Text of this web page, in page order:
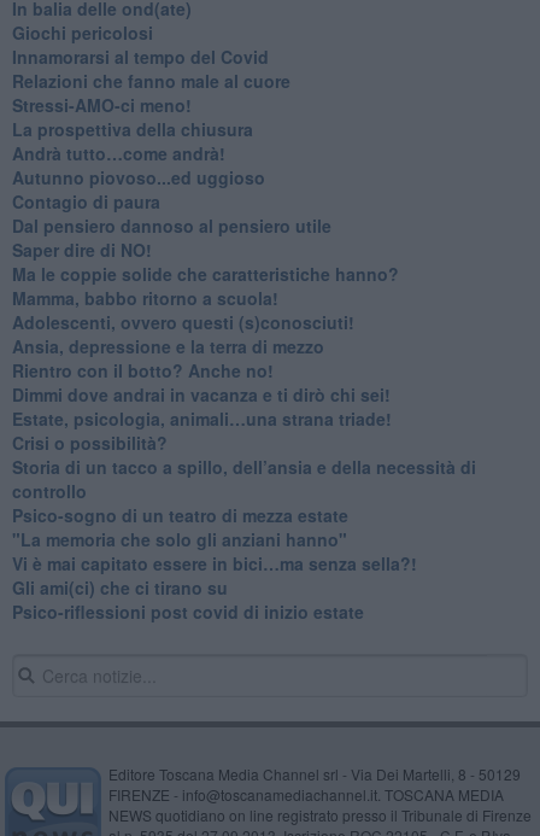
​In balia delle ond(ate)
Giochi pericolosi
Innamorarsi al tempo del Covid
​Relazioni che fanno male al cuore
​Stressi-AMO-ci meno!
​La prospettiva della chiusura
​Andrà tutto…come andrà!
Autunno piovoso...ed uggioso
​Contagio di paura
​Dal pensiero dannoso al pensiero utile
​Saper dire di NO!
​Ma le coppie solide che caratteristiche hanno?
​Mamma, babbo ritorno a scuola!
Adolescenti, ovvero questi (s)conosciuti!
Ansia, depressione e la terra di mezzo
​Rientro con il botto? Anche no!
Dimmi dove andrai in vacanza e ti dirò chi sei!
​Estate, psicologia, animali…una strana triade!
​Crisi o possibilità?
​Storia di un tacco a spillo, dell’ansia e della necessità di
controllo
​Psico-sogno di un teatro di mezza estate
"La memoria che solo gli anziani hanno"
​Vi è mai capitato essere in bici…ma senza sella?!
​Gli ami(ci) che ci tirano su
Psico-riflessioni post covid di inizio estate
Editore Toscana Media Channel srl - Via Dei Martelli, 8 - 50129
FIRENZE - info@toscanamediachannel.it. TOSCANA MEDIA
NEWS quotidiano on line registrato presso il Tribunale di Firenze